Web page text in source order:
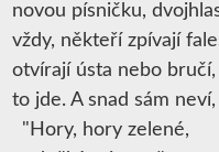
novou písničku,
vždy, někteří zpívají
otvírají ústa nebo
to jde. A snad sám
"Hory, hory zelené,